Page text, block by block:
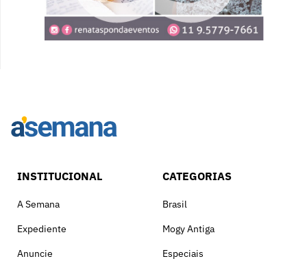
INSTITUCIONAL
A Semana
Expediente
Anuncie
CATEGORIAS
Brasil
Mogy Antiga
Especiais